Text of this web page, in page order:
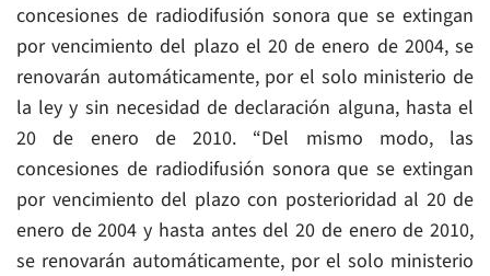
concesiones de radiodifusión sonora que se extingan
por vencimiento del plazo el 20 de enero de 2004, se
renovarán automáticamente, por el solo ministerio de
la ley y sin necesidad de declaración alguna, hasta el
20 de enero de 2010. “Del mismo modo, las
concesiones de radiodifusión sonora que se extingan
por vencimiento del plazo con posterioridad al 20 de
enero de 2004 y hasta antes del 20 de enero de 2010,
se renovarán automáticamente, por el solo ministerio